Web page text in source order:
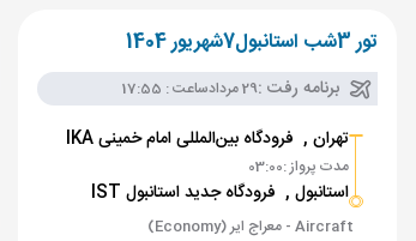
تور 3شب استانبول7شهریور 1404
برنامه رفت :29 مرداد ساعت : 17:55
تهران , فرودگاه بین‌المللی امام خمینی IKA
مدت پرواز :03:00
استانبول , فرودگاه جدید استانبول IST
Aircraft - معراج ایر (Economy)